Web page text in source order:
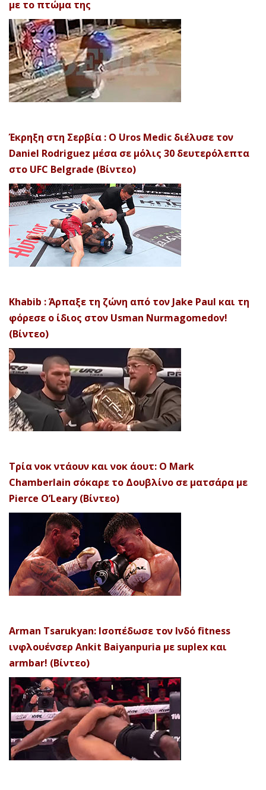
με το πτώμα της
Έκρηξη στη Σερβία : Ο Uros Medic διέλυσε τον
Daniel Rodriguez μέσα σε μόλις 30 δευτερόλεπτα
στο UFC Belgrade (Βίντεο)
Khabib : Άρπαξε τη ζώνη από τον Jake Paul και τη
φόρεσε ο ίδιος στον Usman Nurmagomedov!
(Βίντεο)
Τρία νοκ ντάουν και νοκ άουτ: Ο Mark
Chamberlain σόκαρε το Δουβλίνο σε ματσάρα με
Pierce O’Leary (Βίντεο)
Arman Tsarukyan: Ισοπέδωσε τον Ινδό fitness
ινφλουένσερ Ankit Baiyanpuria με suplex και
armbar! (Βίντεο)